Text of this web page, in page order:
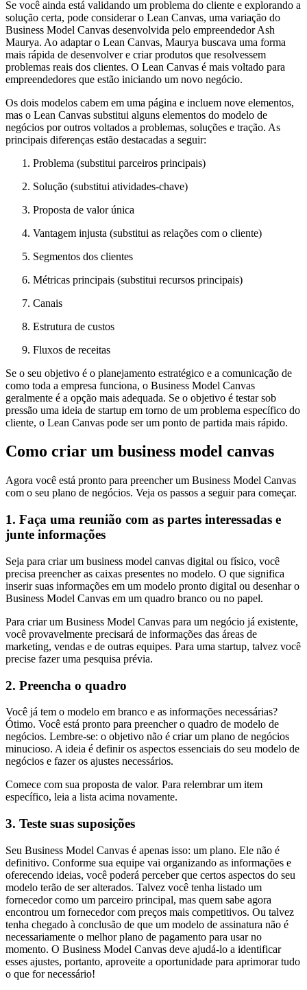
Se você ainda está validando um problema do cliente e explorando a
solução certa, pode considerar o Lean Canvas, uma variação do
Business Model Canvas desenvolvida pelo empreendedor Ash
Maurya. Ao adaptar o Lean Canvas, Maurya buscava uma forma
mais rápida de desenvolver e criar produtos que resolvessem
problemas reais dos clientes. O Lean Canvas é mais voltado para
empreendedores que estão iniciando um novo negócio.
Os dois modelos cabem em uma página e incluem nove elementos,
mas o Lean Canvas substitui alguns elementos do modelo de
negócios por outros voltados a problemas, soluções e tração. As
principais diferenças estão destacadas a seguir:
Problema (substitui parceiros principais)
Solução (substitui atividades-chave)
Proposta de valor única
Vantagem injusta (substitui as relações com o cliente)
Segmentos dos clientes
Métricas principais (substitui recursos principais)
Canais
Estrutura de custos
Fluxos de receitas
Se o seu objetivo é o planejamento estratégico e a comunicação de
como toda a empresa funciona, o Business Model Canvas
geralmente é a opção mais adequada. Se o objetivo é testar sob
pressão uma ideia de startup em torno de um problema específico do
cliente, o Lean Canvas pode ser um ponto de partida mais rápido.
Como criar um business model canvas
Agora você está pronto para preencher um Business Model Canvas
com o seu plano de negócios. Veja os passos a seguir para começar.
1. Faça uma reunião com as partes interessadas e
junte informações
Seja para criar um business model canvas digital ou físico, você
precisa preencher as caixas presentes no modelo. O que significa
inserir suas informações em um modelo pronto digital ou desenhar o
Business Model Canvas em um quadro branco ou no papel.
Para criar um Business Model Canvas para um negócio já existente,
você provavelmente precisará de informações das áreas de
marketing, vendas e de outras equipes. Para uma startup, talvez você
precise fazer uma pesquisa prévia.
2. Preencha o quadro
Você já tem o modelo em branco e as informações necessárias?
Ótimo. Você está pronto para preencher o quadro de modelo de
negócios. Lembre-se: o objetivo não é criar um plano de negócios
minucioso. A ideia é definir os aspectos essenciais do seu modelo de
negócios e fazer os ajustes necessários.
Comece com sua proposta de valor. Para relembrar um item
específico, leia a lista acima novamente.
3. Teste suas suposições
Seu Business Model Canvas é apenas isso: um plano. Ele não é
definitivo. Conforme sua equipe vai organizando as informações e
oferecendo ideias, você poderá perceber que certos aspectos do seu
modelo terão de ser alterados. Talvez você tenha listado um
fornecedor como um parceiro principal, mas quem sabe agora
encontrou um fornecedor com preços mais competitivos. Ou talvez
tenha chegado à conclusão de que um modelo de assinatura não é
necessariamente o melhor plano de pagamento para usar no
momento. O Business Model Canvas deve ajudá-lo a identificar
esses ajustes, portanto, aproveite a oportunidade para aprimorar tudo
o que for necessário!